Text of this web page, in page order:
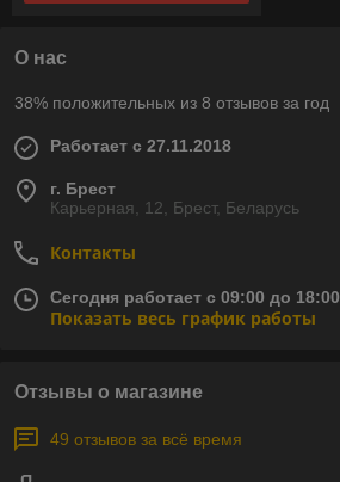
О нас
38% положительных из 8 отзывов за год
Работает с 27.11.2018
г. Брест
Карьерная, 12, Брест, Беларусь
Контакты
Сегодня работает с 09:00 до 18:00
Показать весь график работы
Отзывы о магазине
49 отзывов за всё время